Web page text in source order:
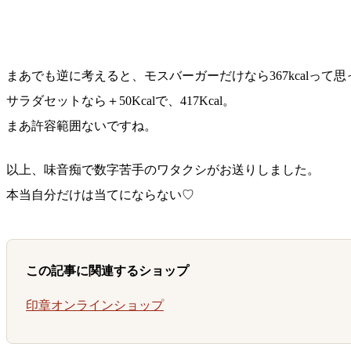
まあでも逆に考えると、モスバーガーだけなら367kcalって思
サラダセットなら＋50Kcalで、417Kcal。
まあ許容範囲ないですね。
以上、味音痴で数字苦手のワタクシがお送りしました。
本当自分だけは当てにならない♡
この記事に関連するショップ
印章オンラインショップ